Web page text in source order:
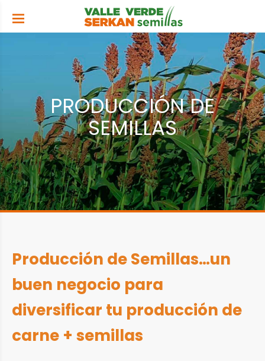
PRODUCCIÓN DE
SEMILLAS
Producción de Semillas…un
buen negocio para
diversificar tu producción de
carne + semillas